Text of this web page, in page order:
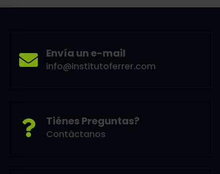
Envía un e-mail
info@institutoferrer.com
Tiénes Preguntas?
Contáctanos